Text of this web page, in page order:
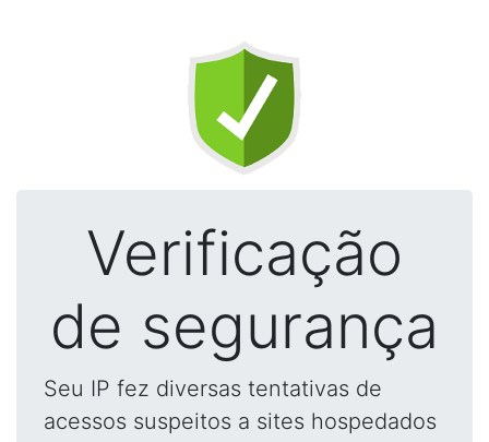
Verificação
de segurança
Seu IP fez diversas tentativas de
acessos suspeitos a sites hospedados